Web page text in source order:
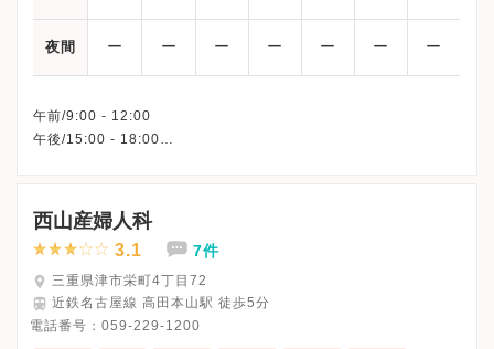
夜間 ー ー ー ー ー ー ー
午前/9:00 - 12:00
午後/15:00 - 18:00
西山産婦人科
3.1 7件
三重県津市栄町4丁目72
近鉄名古屋線 高田本山駅 徒歩5分
電話番号： 059-229-1200